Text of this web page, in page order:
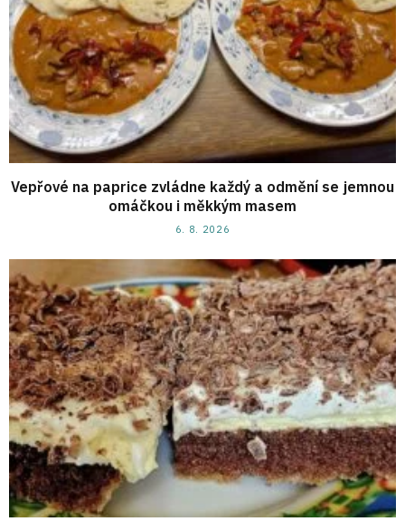
Vepřové na paprice zvládne každý a odmění se jemnou
omáčkou i měkkým masem
6. 8. 2026